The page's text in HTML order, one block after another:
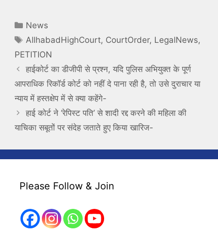
Categories
News
Tags
AllhabadHighCourt, CourtOrder, LegalNews,
PETITION
हाईकोर्ट का डीजीपी से प्रश्न, यदि पुलिस अभियुक्त के पूर्ण
आपराधिक रिकॉर्ड कोर्ट को नहीं दे पाना रही है, तो उसे दुराचार या
न्याय में हस्तक्षेप में से क्या कहेंगे-
हाई कोर्ट ने ‘रेपिस्ट पति’ से शादी रद्द करने की महिला की
याचिका सबूतों पर संदेह जताते हुए किया खारिज-
Please Follow & Join